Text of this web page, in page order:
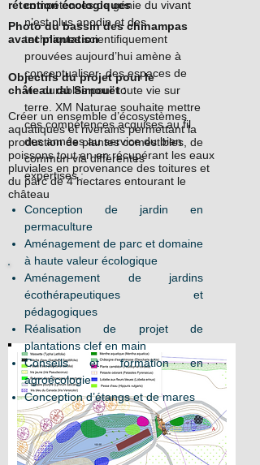
rétention écologiques
Photo du bassin des chinampas
avant plantation
Objectifs du projet pour le
châteaudu Simouët :
Créer un ensemble d’écosystèmes
aquatiques et riverains permettant la
production de plantes comestibles, de
poissons tout en en récupérant les eaux
pluviales en provenance des toitures et
du parc de 4 hectares entourant le
château
compétences de génie du vivant
n’est plus anodin et des
techniques scientifiquement
prouvées aujourd’hui amène à
conceptualiser des espaces de
vie durables pour toute vie sur
terre. XM Naturae souhaite mettre
ces compétences acquises au fil
des années au service du bien
commun via différentes
expertises :
Conception de jardin en
permaculture
Aménagement de parc et domaine
à haute valeur écologique
Aménagement de jardins
écothérapeutiques et
pédagogiques
Réalisation de projet de
plantations clef en main
Conseils et formation en
agroécologie
Conception d’étangs et de mares